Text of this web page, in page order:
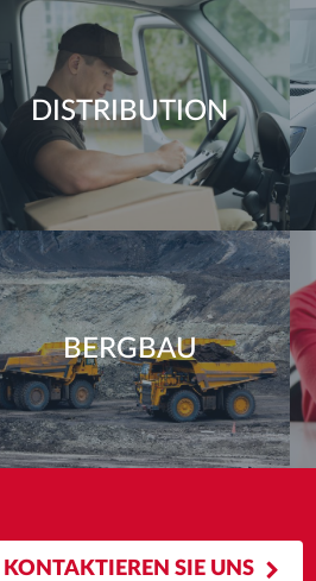
DISTRIBUTION
BERGBAU
KONTAKTIEREN SIE UNS